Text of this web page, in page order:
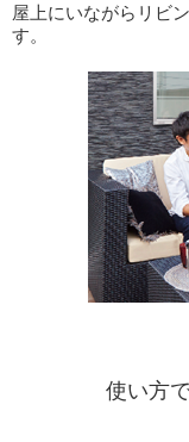
屋上にいながらリビ
す。
使い方